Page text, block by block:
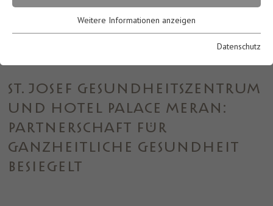
ST. JOSEF GESUNDHEITSZENTRUM
UND HOTEL PALACE MERAN:
PARTNERSCHAFT FÜR
GANZHEITLICHE GESUNDHEIT
BESIEGELT
Essenzielle Cookies werden für grundlegende Funktionen der
einwandfrei funktioniert.
Name cookie_optin
Laufzeit 1 Jahr
Cookie-Informationen anzeigen
Analytics
Analytische Cookies helfen uns, unsere Website zu verbessern,
indem sie Informationen über ihre Nutzung sammeln und
melden.
Weitere Informationen anzeigen
Datenschutz